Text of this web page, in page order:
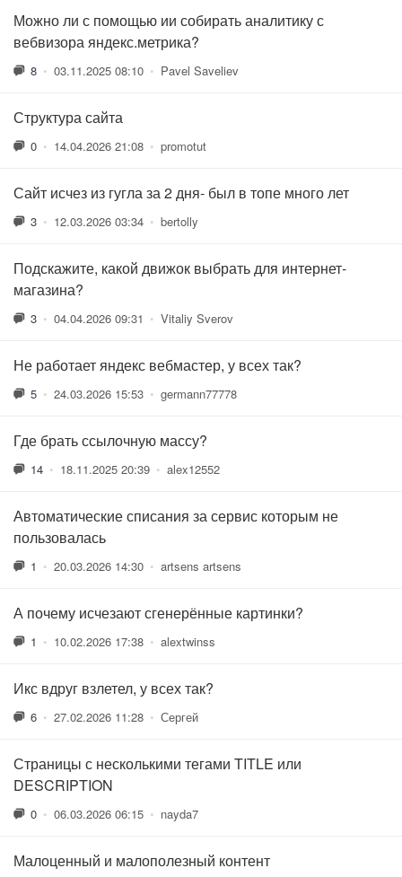
Можно ли с помощью ии собирать аналитику с
вебвизора яндекс.метрика?
8 • 03.11.2025 08:10 • Pavel Saveliev
Структура сайта
0 • 14.04.2026 21:08 • promotut
Сайт исчез из гугла за 2 дня- был в топе много лет
3 • 12.03.2026 03:34 • bertolly
Подскажите, какой движок выбрать для интернет-
магазина?
3 • 04.04.2026 09:31 • Vitaliy Sverov
Не работает яндекс вебмастер, у всех так?
5 • 24.03.2026 15:53 • germann77778
Где брать ссылочную массу?
14 • 18.11.2025 20:39 • alex12552
Автоматические списания за сервис которым не
пользовалась
1 • 20.03.2026 14:30 • artsens artsens
А почему исчезают сгенерённые картинки?
1 • 10.02.2026 17:38 • alextwinss
Икс вдруг взлетел, у всех так?
6 • 27.02.2026 11:28 • Сергей
Страницы с несколькими тегами TITLE или
DESCRIPTION
0 • 06.03.2026 06:15 • nayda7
Малоценный и малополезный контент